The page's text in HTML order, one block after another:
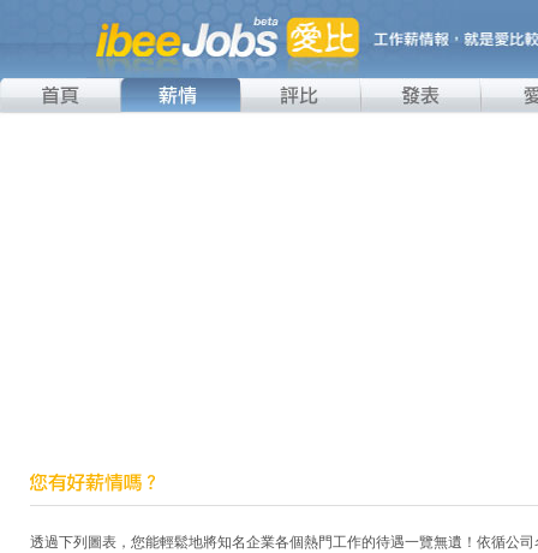
透過下列圖表，您能輕鬆地將知名企業各個熱門工作的待遇一覽無遺！依循公